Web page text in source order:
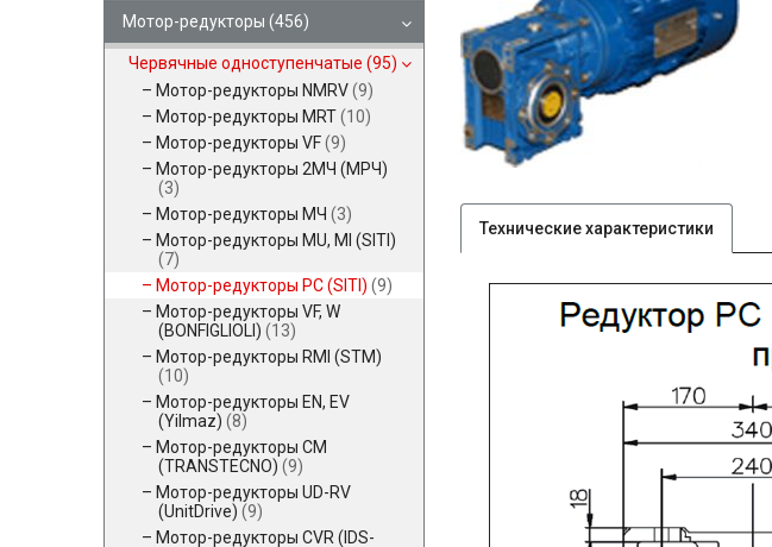
Мотор-редукторы (456)
Червячные одноступенчатые (95)
Мотор-редукторы NMRV(9)
Мотор-редукторы MRT(10)
Мотор-редукторы VF(9)
Мотор-редукторы 2МЧ (МРЧ)
(3)
Мотор-редукторы МЧ (3)
Мотор-редукторы MU, MI (SITI)
(7)
Мотор-редукторы PC (SITI) (9)
Мотор-редукторы VF, W
(BONFIGLIOLI) (13)
Мотор-редукторы RMI (STM)
(10)
Мотор-редукторы EN, EV
(Yilmaz) (8)
Мотор-редукторы CM
(TRANSTECNO) (9)
Мотор-редукторы UD-RV
(UnitDrive) (9)
Мотор-редукторы CVR (IDS-
Технические характеристики